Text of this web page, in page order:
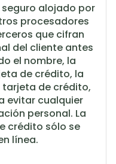
seguro alojado por
procesadores
que cifran
del cliente antes
el nombre, la
de crédito, la
de crédito,
evitar cualquier
personal. La
crédito sólo se
línea.